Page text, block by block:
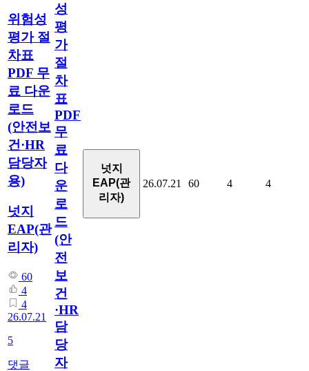
위험성
평가 절
차표
PDF 무
료 다운
로드
(안전보
건·HR
담당자
용)
넛지
EAP(관
리자)
60
4
4
26.07.21
5
댓글
성
평
가
절
차
표
PDF
무
료
다
운
로
드
(안
전
보
건
·HR
담
당
자
넛지
EAP(관
리자)
26.07.21 60 4 4